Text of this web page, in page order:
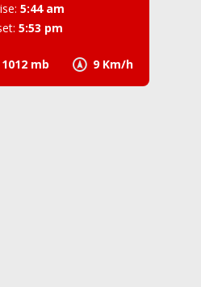
1012 mb 9 Km/h
5:44 am
5:53 pm